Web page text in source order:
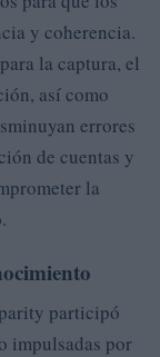
y coherencia.
la captura, el
así como
errores
de cuentas y
la
.
participó
impulsadas por